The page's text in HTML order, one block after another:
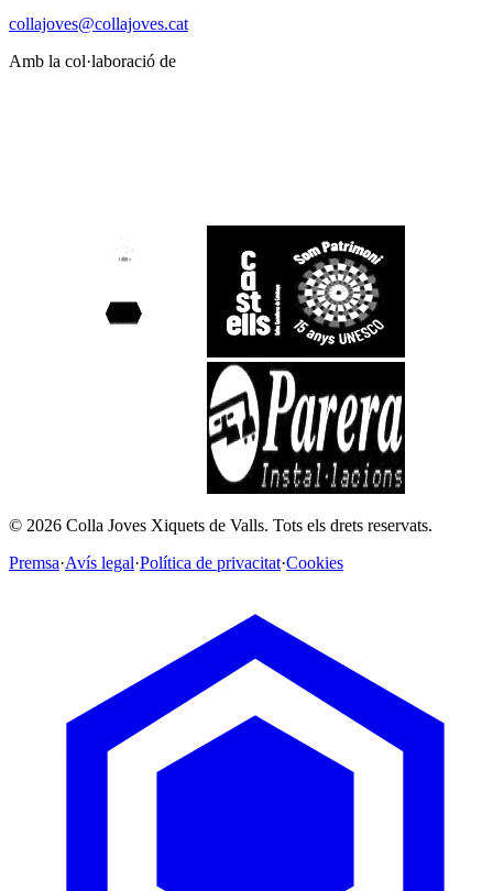
collajoves@collajoves.cat
Amb la col·laboració de
© 2026 Colla Joves Xiquets de Valls. Tots els drets reservats.
Premsa·Avís legal·Política de privacitat·Cookies